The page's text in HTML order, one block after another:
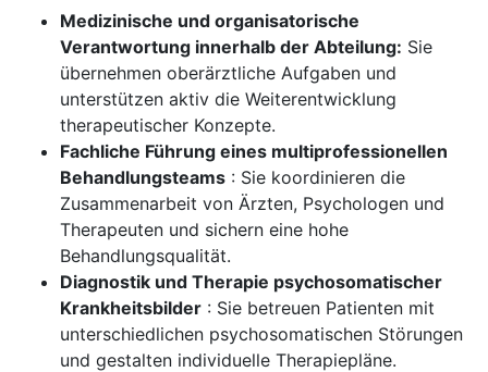
Medizinische und organisatorische
Verantwortung innerhalb der Abteilung: Sie
übernehmen oberärztliche Aufgaben und
unterstützen aktiv die Weiterentwicklung
therapeutischer Konzepte.
Fachliche Führung eines multiprofessionellen
Behandlungsteams : Sie koordinieren die
Zusammenarbeit von Ärzten, Psychologen und
Therapeuten und sichern eine hohe
Behandlungsqualität.
Diagnostik und Therapie psychosomatischer
Krankheitsbilder : Sie betreuen Patienten mit
unterschiedlichen psychosomatischen Störungen
und gestalten individuelle Therapiepläne.